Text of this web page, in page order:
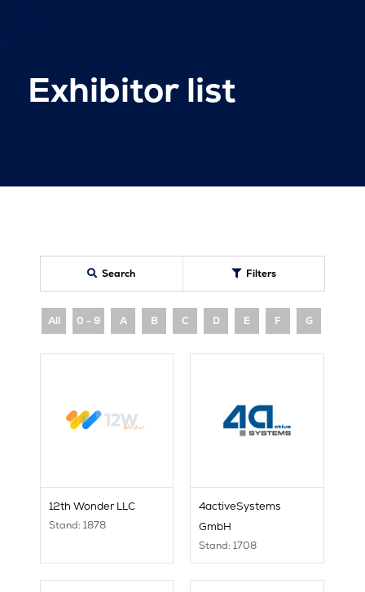
Exhibitor list
Search Filters
All 0 - 9 A B C D E F G
12th Wonder LLC
Stand: 1878
4activeSystems
GmbH
Stand: 1708